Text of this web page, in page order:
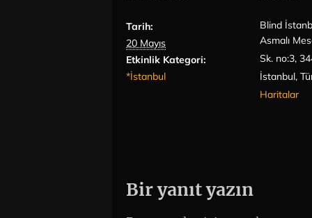
Tarih:
20 Mayıs
Etkinlik Kategori:
*İstanbul
Blind
Asmalı
Sk. no:3,
İstanbul,
Haritalar
Bir yanıt yazın